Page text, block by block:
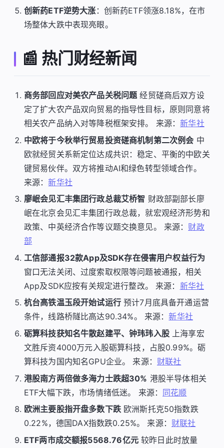
创新药ETF逆势大涨 ：创新药ETF领涨8.18%，在市
场整体大跌中表现亮眼。
📰 热门财经新闻
商务部回应对美农产品关税问题经贸磋商后双方设
定了扩大农产品双向贸易的指导性目标，原则同意将
相关农产品纳入对等降税框架安排。 来源：新华社
中欧将于今秋举行贸易投资磋商机制第二次例会 中
欧就经贸关系新定位达成共识：稳定、平衡的中欧关
键贸易伙伴。双方将推动AI和绿色转型领域合作。
来源：新华社
廖岷会见汇丰集团行政总裁艾桥智 财政部副部长廖
岷在北京会见汇丰集团行政总裁，就宏观经济形势和
政策、中英经济合作等议题交换意见。 来源： 财政
部
工信部通报32款App及SDK存在侵害用户权益行为
窗口无法关闭、过度索取权限等问题被通报，相关
App及SDK应按有关规定进行整改。 来源： 新华社
杭台高铁温玉段开始试运行预计7月底具备开通运营
条件，线路桥隧比高达90.34%。 来源：新华社
砺算科技获知名牛散赵建平、钟玮玮入股上海享宏
文胜斥资4000万元入股砺算科技，占股0.99%。砺
算科技为国内知名GPU企业。 来源： 财联社
港股南方两倍做多海力士跌超30% 港股半导体相关
ETF大幅下跌，市场情绪低迷。 来源： 同花顺
欧洲主要股指开盘多数下跌欧洲斯托克50指数跌
0.22%，德国DAX指数跌0.25%。 来源： 财联社
ETF两市成交额报5568.76亿元较昨日此时放量